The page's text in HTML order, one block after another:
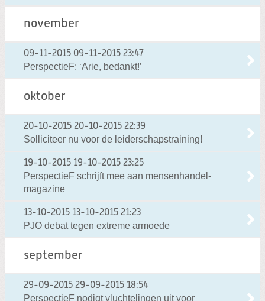
november
09-11-2015 09-11-2015 23:47
PerspectieF: ‘Arie, bedankt!’
oktober
20-10-2015 20-10-2015 22:39
Solliciteer nu voor de leiderschapstraining!
19-10-2015 19-10-2015 23:25
PerspectieF schrijft mee aan mensenhandel-
magazine
13-10-2015 13-10-2015 21:23
PJO debat tegen extreme armoede
september
29-09-2015 29-09-2015 18:54
PerspectieF nodigt vluchtelingen uit voor